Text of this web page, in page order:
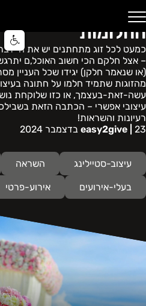
ביתהשירותים
שירות הענקת
שירות
שירות
שירות מימון
בלוג
מרכז סיוע
יצירת
Easy2Give | מבצע
רכישה
מערכת
טיפים והשראה
החלומות
כמעט לכל זוג מתחתנים יש את ה-
– אצל חלקם הכי חשוב האוכל,ם
(או שנאמר חלקן) יגידו שכל
מהזוגות שתמיד חלמו על חתונה
עשה-זאת-בעצמך, או כזו שלוקחת
עיצובי אפשרי – הכתבה הזאת
רעיונות והשראות!
easy2give | 23 בדצמבר 2024
עיצוב-סטיילינג השראה
בעלי-אירועים אירוע-פרטי